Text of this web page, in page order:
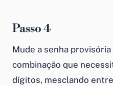
Passo 4
Mude a senha
combinação que
dígitos, mesclando